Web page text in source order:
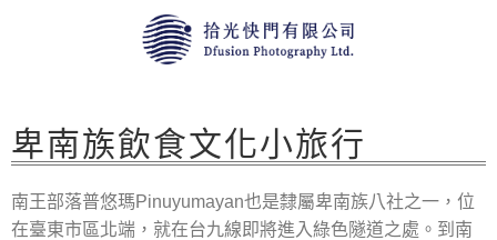
卑南族飲食文化小旅行
南王部落普悠瑪Pinuyumayan也是隸屬卑南族八社之一，位
在臺東市區北端，就在台九線即將進入綠色隧道之處。到南